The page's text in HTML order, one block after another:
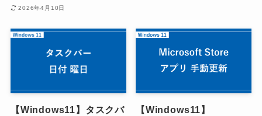
2026年4月10日
【Windows11】タスクバ
【Windows11】